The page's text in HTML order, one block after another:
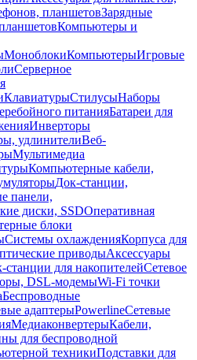
планшетовЗарядные
Компьютеры и
МоноблокиКомпьютерыИгровые
Серверное
КлавиатурыСтилусыНаборы
питанияБатареи для
Инверторы
удлинителиВеб-
Мультимедиа
Компьютерные кабели,
Док-станции,
панели,
диски, SSDОперативная
блоки
Системы охлажденияКорпуса для
приводыАксессуары
станции для накопителейСетевое
DSL-модемыWi-Fi точки
Беспроводные
адаптерыPowerlineСетевые
МедиаконвертерыКабели,
для беспроводной
техникиПодставки для